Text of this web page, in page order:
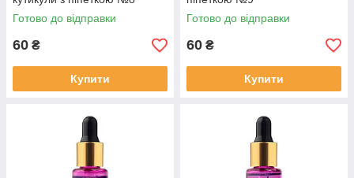
Готово до відправки
60 ₴
Купити
Готово до відправки
60 ₴
Купити